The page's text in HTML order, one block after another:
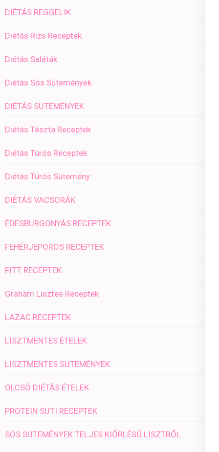
DIÉTÁS REGGELIK
Diétás Rizs Receptek
Diétás Saláták
Diétás Sós Sütemények
DIÉTÁS SÜTEMÉNYEK
Diétás Tészta Receptek
Diétás Túrós Receptek
Diétás Túrós Sütemény
DIÉTÁS VACSORÁK
ÉDESBURGONYÁS RECEPTEK
FEHÉRJEPOROS RECEPTEK
FITT RECEPTEK
Graham Lisztes Receptek
LAZAC RECEPTEK
LISZTMENTES ÉTELEK
LISZTMENTES SÜTEMÉNYEK
OLCSÓ DIÉTÁS ÉTELEK
PROTEIN SÜTI RECEPTEK
SÓS SÜTEMÉNYEK TELJES KIŐRLÉSŰ LISZTBŐL